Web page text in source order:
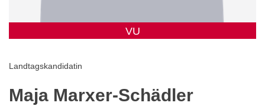
VU
Landtagskandidatin
Maja Marxer-Schädler